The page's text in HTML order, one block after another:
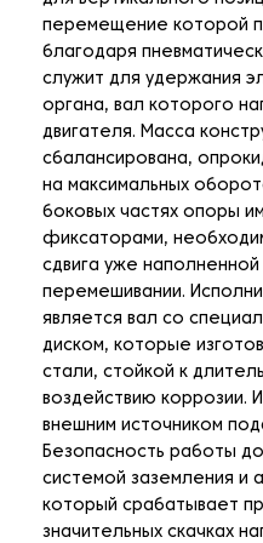
перемещение которой
благодаря
служит для удержания
органа, вал которого
двигателя. Масса
сбалансирована,
на максимальных
боковых частях опоры
фиксаторами,
сдвига уже наполненной
перемешивании.
является вал со
диском, которые
стали, стойкой к
воздействию коррозии.
внешним источником
Безопасность работы
системой заземления и
который срабатывает
значительных скачках